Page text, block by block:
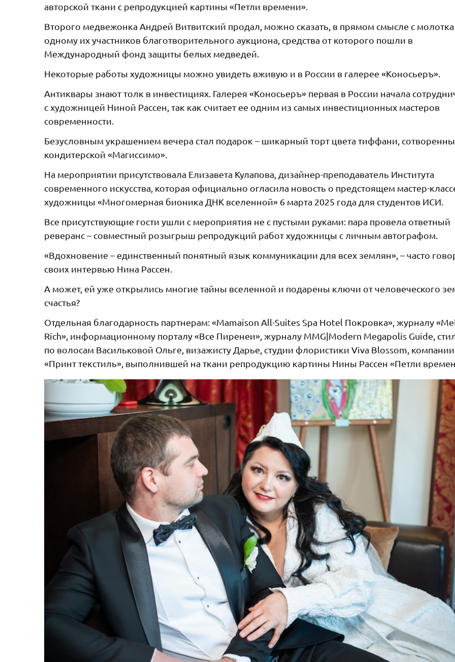
авторской ткани с репродукцией картины «Петли времени».
Второго медвежонка Андрей Витвитский продал, можно сказать, в прямом смысле с молотка
одному их участников благотворительного аукциона, средства от которого пошли в
Международный фонд защиты белых медведей.
Некоторые работы художницы можно увидеть вживую и в России в галерее «Коносьеръ».
Антиквары знают толк в инвестициях. Галерея «Коносьеръ» первая в России начала
с художницей Ниной Рассен, так как считает ее одним из самых инвестиционных мастеров
современности.
Безусловным украшением вечера стал подарок – шикарный торт цвета тиффани,
кондитерской «Магиссимо».
На мероприятии присутствовала Елизавета Кулапова, дизайнер-преподаватель Института
современного искусства, которая официально огласила новость о предстоящем мастер-
художницы «Многомерная бионика ДНК вселенной» 6 марта 2025 года для студентов ИСИ.
Все присутствующие гости ушли с мероприятия не с пустыми руками: пара провела ответный
реверанс – совместный розыгрыш репродукций работ художницы с личным автографом.
«Вдохновение – единственный понятный язык коммуникации для всех землян», – часто
своих интервью Нина Рассен.
А может, ей уже открылись многие тайны вселенной и подарены ключи от человеческого
счастья?
Отдельная благодарность партнерам: «Mamaison All-Suites Spa Hotel Покровка», журналу
Rich», информационному порталу «Все Пиренеи», журналу MMG|Modern Megapolis Guide,
по волосам Васильковой Ольге, визажисту Дарье, студии флористики Viva Blossom, компании
«Принт текстиль», выполнившей на ткани репродукцию картины Нины Рассен «Петли